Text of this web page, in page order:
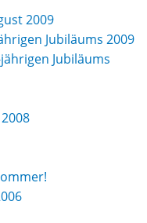
2009
Jubiläums 2009
Jubiläums